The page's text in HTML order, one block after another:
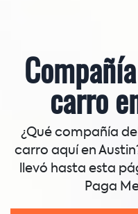
carro
¿Qué compañía
carro aquí en
llevó hasta esta
Paga